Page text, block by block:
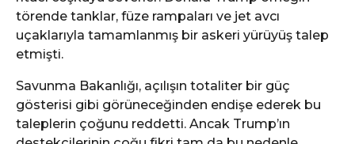
törende tanklar, füze rampaları ve jet avcı
uçaklarıyla tamamlanmış bir askeri yürüyüş talep
etmişti.
Savunma Bakanlığı, açılışın totaliter bir güç
gösterisi gibi görüneceğinden endişe ederek bu
taleplerin çoğunu reddetti. Ancak Trump’ın